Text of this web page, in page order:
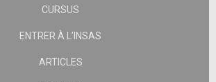
CURSUS
ENTRER À L’INSAS
ARTICLES